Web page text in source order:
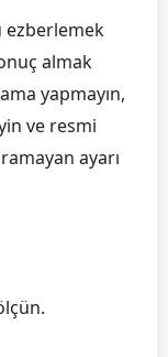
ezberlemek
almak
yapmayın,
ve resmi
ayarı